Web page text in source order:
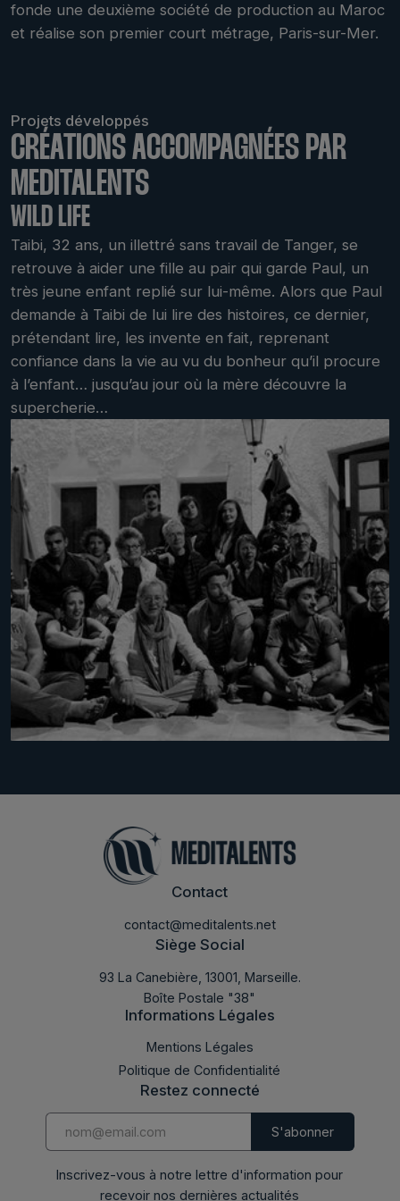
fonde une deuxième société de production au Maroc
et réalise son premier court métrage, Paris-sur-Mer.
Projets développés
CRÉATIONS ACCOMPAGNÉES PAR
MEDITALENTS
LABMED 2014
WILD LIFE
Taibi, 32 ans, un illettré sans travail de Tanger, se
retrouve à aider une fille au pair qui garde Paul, un
très jeune enfant replié sur lui-même. Alors que Paul
demande à Taibi de lui lire des histoires, ce dernier,
prétendant lire, les invente en fait, reprenant
confiance dans la vie au vu du bonheur qu’il procure
à l’enfant… jusqu’au jour où la mère découvre la
supercherie…
Contact
contact@meditalents.net
Siège Social
93 La Canebière, 13001, Marseille.
Boîte Postale "38"
Informations Légales
Mentions Légales
Politique de Confidentialité
Restez connecté
Inscrivez-vous à notre lettre d'information pour
recevoir nos dernières actualités